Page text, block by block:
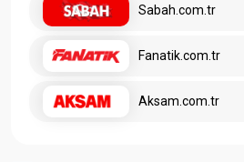
Sabah.com.tr
Fanatik.com.tr
Aksam.com.tr